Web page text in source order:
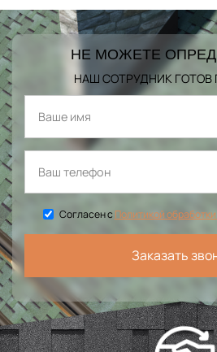
НЕ МОЖЕТЕ
НАШ СОТРУДНИК
Согласен сПолитикой
Заказать